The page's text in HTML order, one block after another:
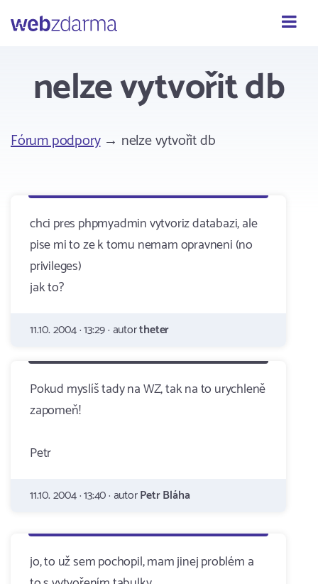
Webzdarma
nelze vytvořit db
Fórum podpory→ nelze vytvořit db
chci pres phpmyadmin vytvoriz databazi, ale
pise mi to ze k tomu nemam opravneni (no
privileges)
jak to?
11.10. 2004 · 13:29 · autortheter
Pokud myslíš tady na WZ, tak na to urychleně
zapomeň!
Petr
11.10. 2004 · 13:40 · autorPetr Bláha
jo, to už sem pochopil, mam jinej problém a